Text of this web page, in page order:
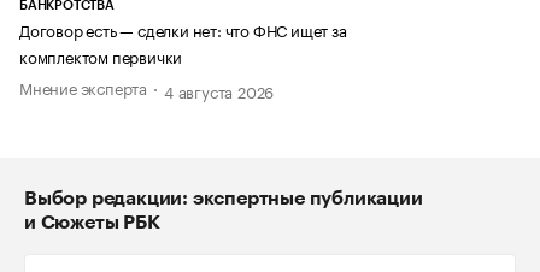
БАНКРОТСТВА
Договор есть — сделки нет: что ФНС ищет за
комплектом первички
Мнение эксперта
4 августа 2026
Выбор редакции: экспертные публикации
и Сюжеты РБК